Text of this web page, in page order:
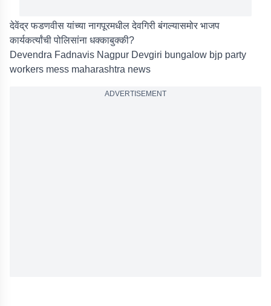
देवेंद्र फडणवीस यांच्या नागपूरमधील देवगिरी बंगल्यासमोर भाजप
कार्यकर्त्यांची पोलिसांना धक्काबुक्की?
Devendra Fadnavis Nagpur Devgiri bungalow bjp party
workers mess maharashtra news
ADVERTISEMENT